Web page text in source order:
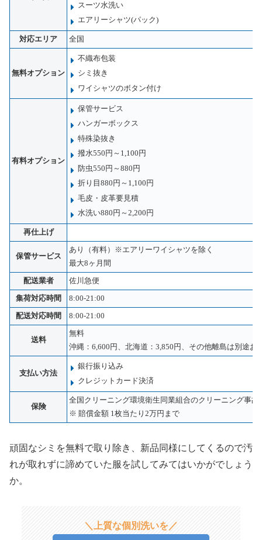
スーツ水洗い
エアリーシャツ(パック)
対応エリア 全国
無料オプション
不織布包装
シミ抜き
ワイシャツのボタン付け
有料オプション
保管サービス
ハンガーボックス
特殊染抜き
撥水550円～1,100円
防虫550円～880円
折り目880円～1,100円
毛皮・皮革要見積
水洗い880円～2,200円
再仕上げ
保管サービス
あり（有料）※エアリーワイシャツを除く
最大8ヶ月間
配送業者 佐川急便
集荷対応時間 8:00-21:00
配送対応時間 8:00-21:00
送料
無料
沖縄：6,600円、北海道：3,850円、その他離島は別途お
支払い方法
銀行振り込み
クレジットカード決済
保険
全国クリーニング環境衛生同業組合のクリーニング事
※ 賠償金額 1枚当たり2万円まで
頑固なシミを無料で取り除き、新品同様にしてくるので汚
れが取れずに諦めていた服を試してみてはいかがでしょう
か。
＼上質な個別洗いを／